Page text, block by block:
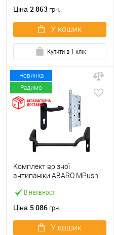
Ціна 2 863 грн.
У кошик
Купити в 1 клік
Новинка
Радимо
В наявності
Комплект врізної
антипаніки ABARO МPush
чорний із замком та ручкою
Ціна 5 086 грн.
У кошик